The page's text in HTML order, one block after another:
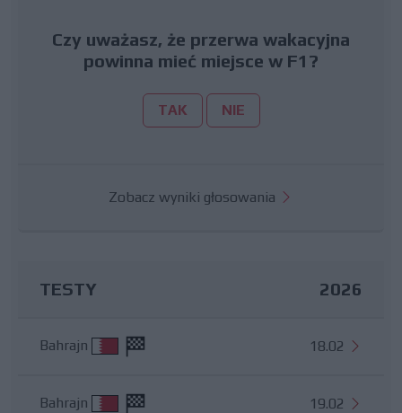
Czy uważasz, że przerwa wakacyjna
powinna mieć miejsce w F1?
TAK NIE
Zobacz wyniki głosowania
TESTY 2026
Bahrajn 18.02
Bahrajn 19.02